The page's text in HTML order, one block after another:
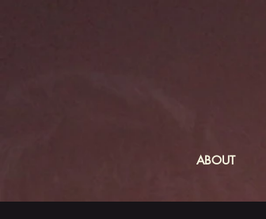
ABOUT